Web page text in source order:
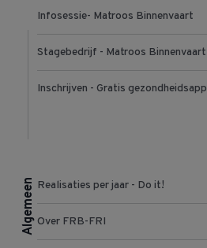
Infosessie- Matroos Binnenvaart
Stagebedrijf - Matroos Binnenvaart
Inschrijven - Gratis gezondheidsapp
Algemeen Realisaties per jaar - Do it!
Over FRB-FRI